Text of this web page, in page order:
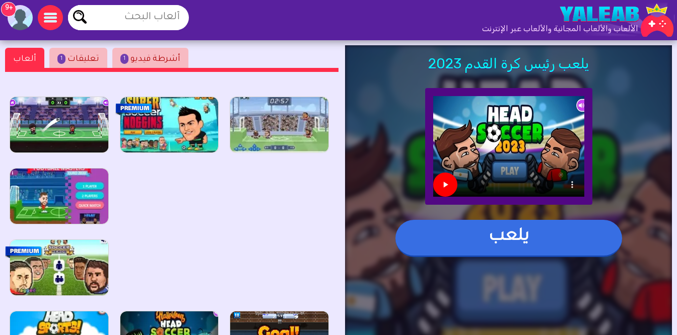
الألعاب والألعاب المجانية والألعاب عبر الإنترنت
+9
يلعب رئيس كرة القدم 2023
يلعب
ألعاب 1 تعليقات 1 أشرطة فيديو